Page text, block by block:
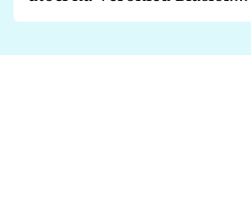
Proč je podle nich falešná a